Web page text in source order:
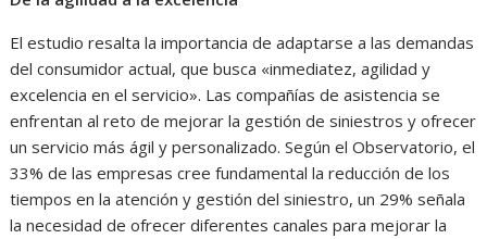
El estudio resalta la importancia de adaptarse a las demandas
del consumidor actual, que busca «inmediatez, agilidad y
excelencia en el servicio». Las compañías de asistencia se
enfrentan al reto de mejorar la gestión de siniestros y ofrecer
un servicio más ágil y personalizado. Según el Observatorio, el
33% de las empresas cree fundamental la reducción de los
tiempos en la atención y gestión del siniestro, un 29% señala
la necesidad de ofrecer diferentes canales para mejorar la